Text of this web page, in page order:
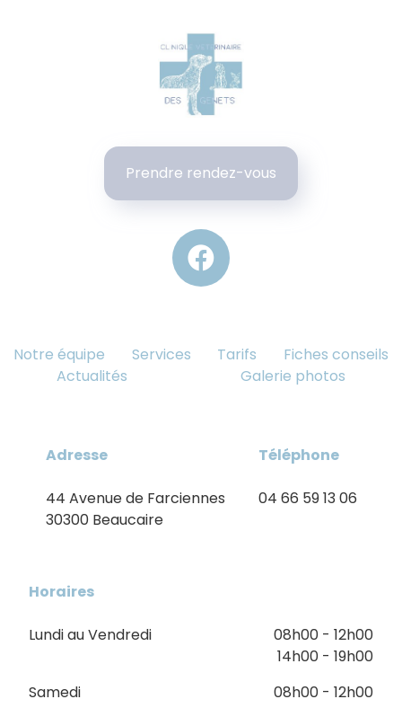
Prendre rendez-vous
Notre équipe Services Tarifs
Fiches conseils
Actualités
Galerie photos
Adresse
44 Avenue de Farciennes
30300 Beaucaire
Téléphone
04 66 59 13 06
Horaires
Lundi au Vendredi
08h00 - 12h00
14h00 - 19h00
Samedi
08h00 - 12h00